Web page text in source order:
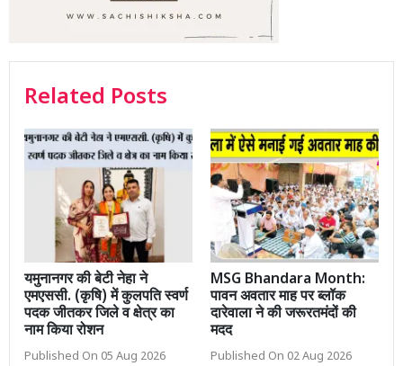
Related Posts
यमुनानगर की बेटी नेहा ने
एमएससी. (कृषि) में कुलपति स्वर्ण
पदक जीतकर जिले व क्षेत्र का
नाम किया रोशन
Published On 05 Aug 2026
MSG Bhandara Month:
पावन अवतार माह पर ब्लॉक
दारेवाला ने की जरूरतमंदों की
मदद
Published On 02 Aug 2026